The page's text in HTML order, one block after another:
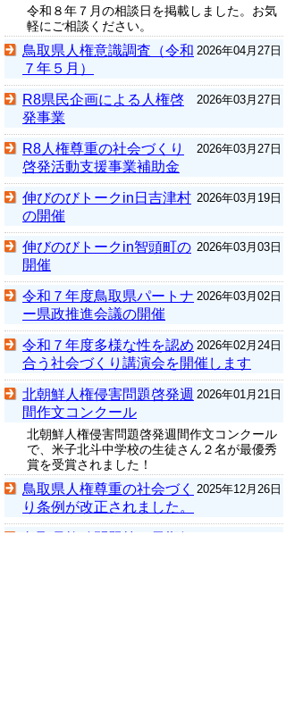
令和８年７月の相談日を掲載しました。お気
軽にご相談ください。
2026年04月27日
鳥取県人権意識調査（令和
７年５月）
2026年03月27日
R8県民企画による人権啓
発事業
2026年03月27日
R8人権尊重の社会づくり
啓発活動支援事業補助金
2026年03月19日
伸びのびトークin日吉津村
の開催
2026年03月03日
伸びのびトークin智頭町の
開催
2026年03月02日
令和７年度鳥取県パートナ
ー県政推進会議の開催
2026年02月24日
令和７年度多様な性を認め
合う社会づくり講演会を開催します
2026年01月21日
北朝鮮人権侵害問題啓発週
間作文コンクール
北朝鮮人権侵害問題啓発週間作文コンクール
で、米子北斗中学校の生徒さん２名が最優秀
賞を受賞されました！
2025年12月26日
鳥取県人権尊重の社会づく
り条例が改正されました。